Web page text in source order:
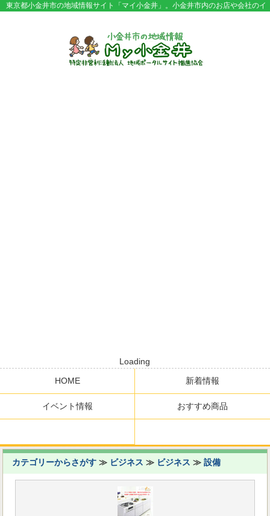
東京都小金井市の地域情報サイト「マイ小金井」。小金井市内のお店や会社のイ
Loading
HOME
新着情報
イベント情報 おすすめ商品
カテゴリーからさがす ≫ ビジネス ≫ ビジネス ≫設備